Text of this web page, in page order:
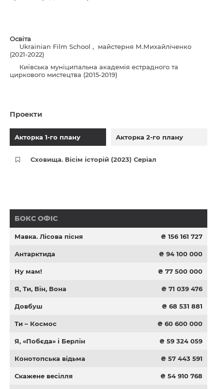
Освіта
Ukrainian Film School , майстерня М.Михайліченко
(2021-2022)
Київська муніципальна академія естрадного та
циркового мистецтва (2015-2019)
Проекти
Акторка 1-го плану Акторка 2-го плану
Сховища. Вісім історій (2023) Серіал
БОКС ОФІС
Мавка. Лісова пісня ₴ 156 161 727
Антарктида ₴ 94 100 000
Ну мам! ₴ 77 500 000
Я, Ти, Він, Вона ₴ 71 039 476
Довбуш ₴ 68 531 881
Ти – Космос ₴ 60 600 000
Я, «Побєда» і Берлін ₴ 59 324 059
Конотопська відьма ₴ 57 443 591
Скажене весілля ₴ 54 910 768